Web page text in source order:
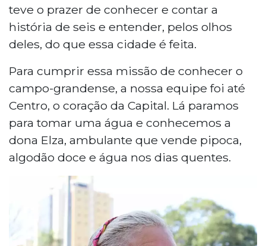
teve o prazer de conhecer e contar a
história de seis e entender, pelos olhos
deles, do que essa cidade é feita.
Para cumprir essa missão de conhecer o
campo-grandense, a nossa equipe foi até
Centro, o coração da Capital. Lá paramos
para tomar uma água e conhecemos a
dona Elza, ambulante que vende pipoca,
algodão doce e água nos dias quentes.